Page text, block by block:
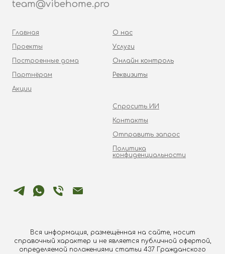
team@vibehome.pro
Главная
Проекты
Построенные дома
Партнёрам
Акции
О нас
Услуги
Онлайн контроль
Реквизиты
Спросить ИИ
Контакты
Отправить запрос
Политика
конфиденциальности
Вся информация, размещённая на сайте, носит
справочный характер и не является публичной офертой,
определяемой положениями статьи 437 Гражданского